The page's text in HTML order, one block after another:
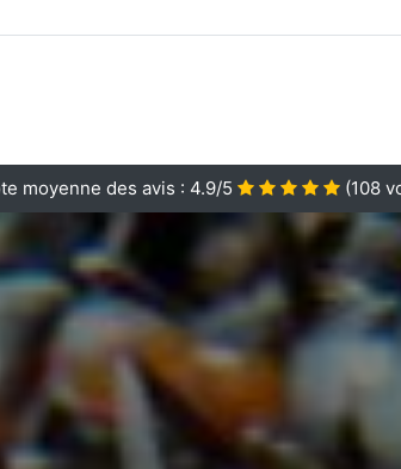
moyenne des avis : 4.9/5 (108